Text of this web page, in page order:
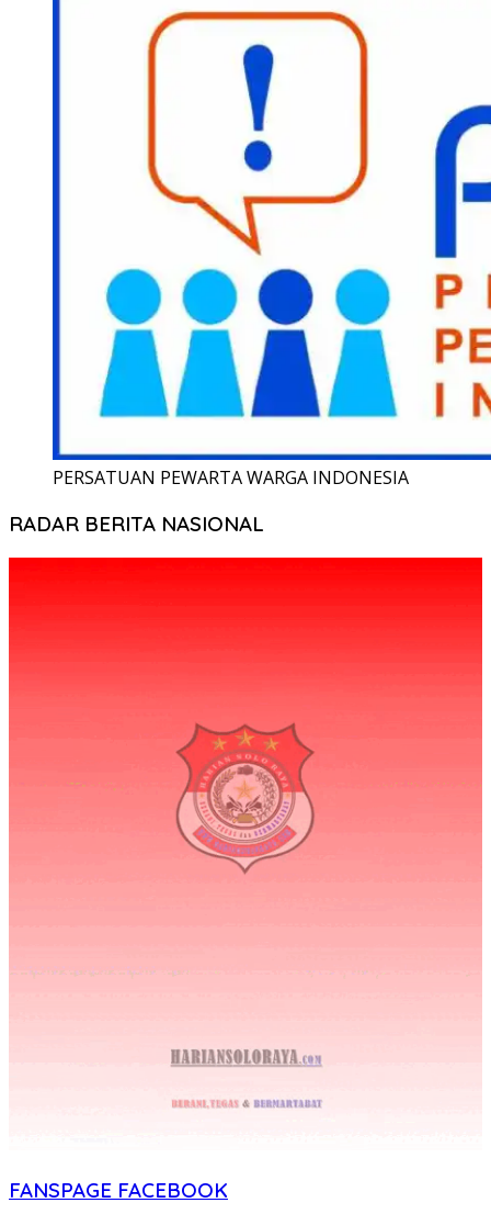
PERSATUAN PEWARTA WARGA INDONESIA
RADAR BERITA NASIONAL
FANSPAGE FACEBOOK